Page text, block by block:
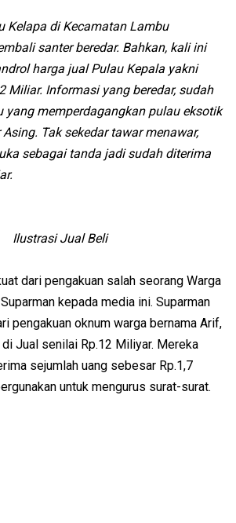
Kelapa di Kecamatan Lambu
santer beredar. Bahkan, kali ini
harga jual Pulau Kepala yakni
Miliar. Informasi yang beredar, sudah
yang memperdagangkan pulau eksotik
Tak sekedar tawar menawar,
sebagai tanda jadi sudah diterima
Ilustrasi Jual Beli
dari pengakuan salah seorang Warga
kepada media ini. Suparman
pengakuan oknum warga bernama Arif,
Jual senilai Rp.12 Miliyar. Mereka
sejumlah uang sebesar Rp.1,7
untuk mengurus surat-surat.